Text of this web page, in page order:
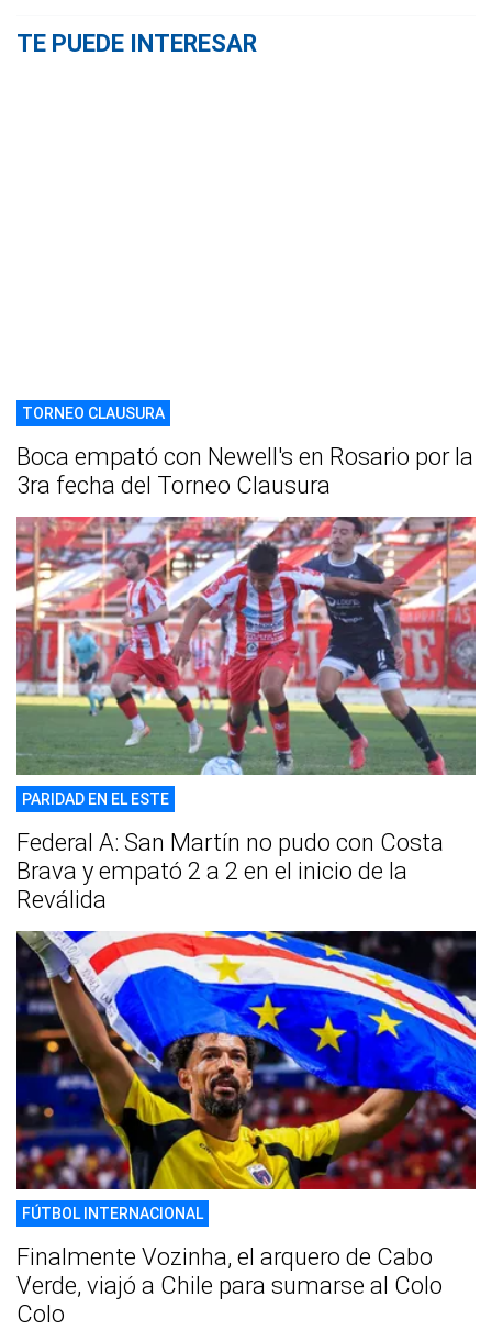
TE PUEDE INTERESAR
TORNEO CLAUSURA
Boca empató con Newell's en Rosario por la
3ra fecha del Torneo Clausura
PARIDAD EN EL ESTE
Federal A: San Martín no pudo con Costa
Brava y empató 2 a 2 en el inicio de la
Reválida
FÚTBOL INTERNACIONAL
Finalmente Vozinha, el arquero de Cabo
Verde, viajó a Chile para sumarse al Colo
Colo